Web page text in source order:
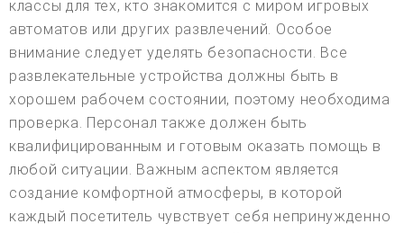
классы для тех, кто знакомится с миром игровых
автоматов или других развлечений. Особое
внимание следует уделять безопасности. Все
развлекательные устройства должны быть в
хорошем рабочем состоянии, поэтому необходима
проверка. Персонал также должен быть
квалифицированным и готовым оказать помощь в
любой ситуации. Важным аспектом является
создание комфортной атмосферы, в которой
каждый посетитель чувствует себя непринужденно